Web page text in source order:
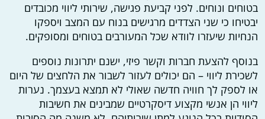
בטוחים ונוחים. לפני קביעת פגישה, שירותי ליווי מכובדים
יבטיחו כי שני הצדדים מרגישים בנוח עם המצב ויספקו
הנחיות שיעזרו לוודא שכל המעורבים בטוחים ומסופקים.
בנוסף להצעת חברות וקשר פיזי, ישנם יתרונות נוספים
לשכירת ליווי – הם יכולים לעזור לשבור את הלחצים של היום
או לספק לך חוויה חדשה שאולי לא תמצא בעצמך. נערות
ליווי הן אנשי מקצוע דיסקרטיים שמבינים את חשיבות